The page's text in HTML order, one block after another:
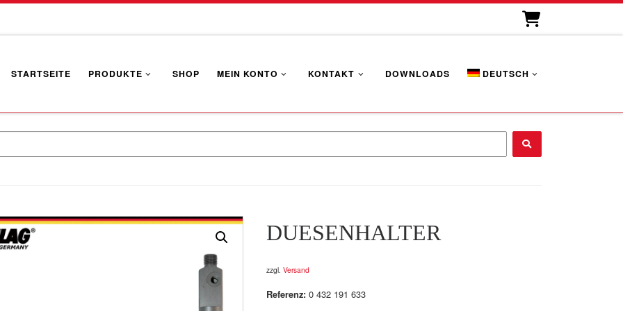
STARTSEITE PRODUKTE SHOP MEIN KONTO KONTAKT DOWNLOADS DEUTSCH
DUESENHALTER
zzgl. Versand
Referenz: 0 432 191 633